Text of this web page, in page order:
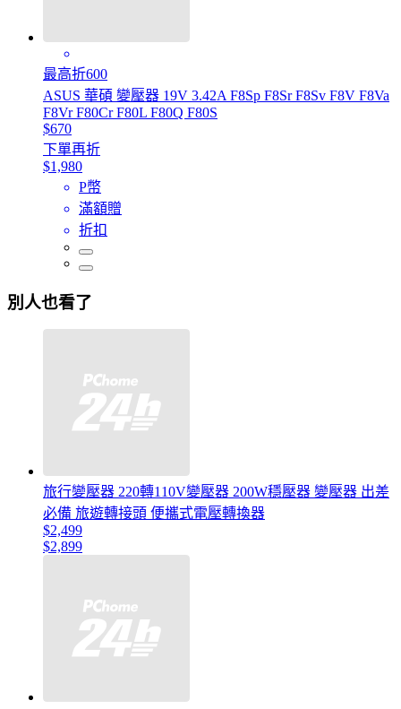
最高折600
ASUS 華碩 變壓器 19V 3.42A F8Sp F8Sr F8Sv F8V F8Va
F8Vr F80Cr F80L F80Q F80S
$670
下單再折
$1,980
P幣
滿額贈
折扣
別人也看了
旅行變壓器 220轉110V變壓器 200W穩壓器 變壓器 出差
必備 旅遊轉接頭 便攜式電壓轉換器
$2,499
$2,899